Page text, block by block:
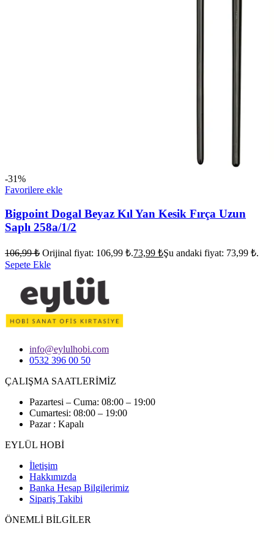
-31%
Favorilere ekle
Bigpoint Dogal Beyaz Kıl Yan Kesik Fırça Uzun
Saplı 258a/1/2
106,99₺ Orijinal fiyat: 106,99 ₺.73,99 ₺Şu andaki fiyat: 73,99 ₺.
Sepete Ekle
info@eylulhobi.com
0532 396 00 50
ÇALIŞMA SAATLERİMİZ
Pazartesi – Cuma: 08:00 – 19:00
Cumartesi: 08:00 – 19:00
Pazar : Kapalı
EYLÜL HOBİ
İletişim
Hakkımızda
Banka Hesap Bilgilerimiz
Sipariş Takibi
ÖNEMLİ BİLGİLER